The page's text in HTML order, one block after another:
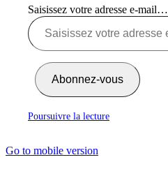
Saisissez votre adresse e-mail…
Abonnez-vous
Poursuivre la lecture
Go to mobile version